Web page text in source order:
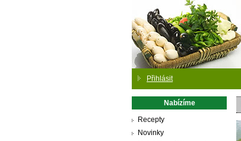
Přihlásit
Nabízíme
Recepty
Novinky